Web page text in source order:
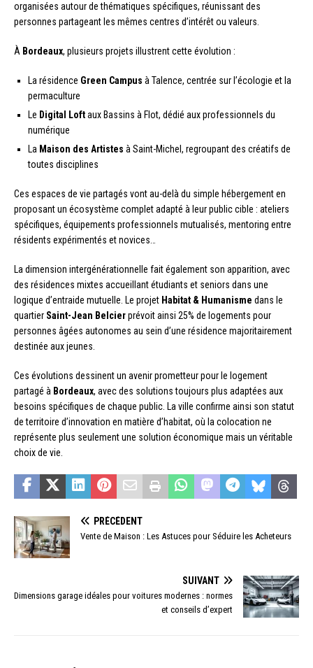
organisées autour de thématiques spécifiques, réunissant des
personnes partageant les mêmes centres d’intérêt ou valeurs.
À Bordeaux, plusieurs projets illustrent cette évolution :
La résidence Green Campus à Talence, centrée sur l’écologie et la
permaculture
Le Digital Loftaux Bassins à Flot, dédié aux professionnels du
numérique
La Maison des Artistes à Saint-Michel, regroupant des créatifs de
toutes disciplines
Ces espaces de vie partagés vont au-delà du simple hébergement en
proposant un écosystème complet adapté à leur public cible : ateliers
spécifiques, équipements professionnels mutualisés, mentoring entre
résidents expérimentés et novices…
La dimension intergénérationnelle fait également son apparition, avec
des résidences mixtes accueillant étudiants et seniors dans une
logique d’entraide mutuelle. Le projet Habitat & Humanisme dans le
quartier Saint-Jean Belcierprévoit ainsi 25% de logements pour
personnes âgées autonomes au sein d’une résidence majoritairement
destinée aux jeunes.
Ces évolutions dessinent un avenir prometteur pour le logement
partagé à Bordeaux, avec des solutions toujours plus adaptées aux
besoins spécifiques de chaque public. La ville confirme ainsi son statut
de territoire d’innovation en matière d’habitat, où la colocation ne
représente plus seulement une solution économique mais un véritable
choix de vie.
PRÉCÉDENT
Vente de Maison : Les Astuces pour Séduire les Acheteurs
SUIVANT
Dimensions garage idéales pour voitures modernes : normes
et conseils d’expert